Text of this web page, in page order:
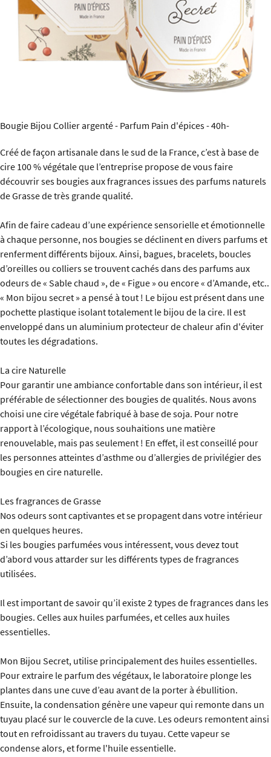
Bougie Bijou Collier argenté - Parfum Pain d'épices - 40h-
Créé de façon artisanale dans le sud de la France, c’est à base de
cire 100 % végétale que l’entreprise propose de vous faire
découvrir ses bougies aux fragrances issues des parfums naturels
de Grasse de très grande qualité.
Afin de faire cadeau d’une expérience sensorielle et émotionnelle
à chaque personne, nos bougies se déclinent en divers parfums et
renferment différents bijoux. Ainsi, bagues, bracelets, boucles
d’oreilles ou colliers se trouvent cachés dans des parfums aux
odeurs de « Sable chaud », de « Figue » ou encore « d’Amande, etc..
« Mon bijou secret » a pensé à tout ! Le bijou est présent dans une
pochette plastique isolant totalement le bijou de la cire. Il est
enveloppé dans un aluminium protecteur de chaleur afin d'éviter
toutes les dégradations.
La cire Naturelle
Pour garantir une ambiance confortable dans son intérieur, il est
préférable de sélectionner des bougies de qualités. Nous avons
choisi une cire végétale fabriqué à base de soja. Pour notre
rapport à l’écologique, nous souhaitions une matière
renouvelable, mais pas seulement ! En effet, il est conseillé pour
les personnes atteintes d’asthme ou d’allergies de privilégier des
bougies en cire naturelle.
Les fragrances de Grasse
Nos odeurs sont captivantes et se propagent dans votre intérieur
en quelques heures.
Si les bougies parfumées vous intéressent, vous devez tout
d’abord vous attarder sur les différents types de fragrances
utilisées.
Il est important de savoir qu’il existe 2 types de fragrances dans les
bougies. Celles aux huiles parfumées, et celles aux huiles
essentielles.
Mon Bijou Secret, utilise principalement des huiles essentielles.
Pour extraire le parfum des végétaux, le laboratoire plonge les
plantes dans une cuve d’eau avant de la porter à ébullition.
Ensuite, la condensation génère une vapeur qui remonte dans un
tuyau placé sur le couvercle de la cuve. Les odeurs remontent ainsi
tout en refroidissant au travers du tuyau. Cette vapeur se
condense alors, et forme l'huile essentielle.